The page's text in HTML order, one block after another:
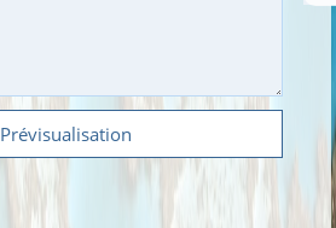
Prévisualisation